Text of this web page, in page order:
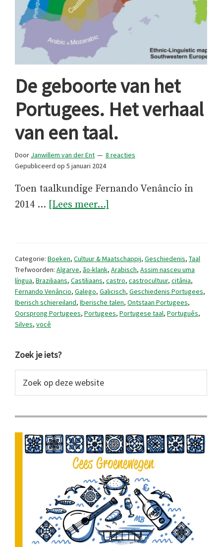
De geboorte van het
Portugees. Het verhaal
van een taal.
Door Janwillem van der Ent
8 reacties
Gepubliceerd op 5 januari 2024
Toen taalkundige Fernando Venâncio in
2014 … [Lees meer...]
Portugees.
Het
verhaal
van
Categorie: Boeken, Cultuur & Maatschappij, Geschiedenis, Taal
Trefwoorden: Algarve, ão-klank, Arabisch, Assim nasceu uma
língua, Braziliaans, Castiliaans, castro, castrocultuur, citânia,
Fernando Venâncio, Galego, Galicisch, Geschiedenis Portugees,
Iberisch schiereiland, Iberische talen, Ontstaan Portugees,
Oorsprong Portugees, Portugees, Portugese taal, Português,
Silves, você
Primaire
Sidebar
Zoek je iets?
op
website